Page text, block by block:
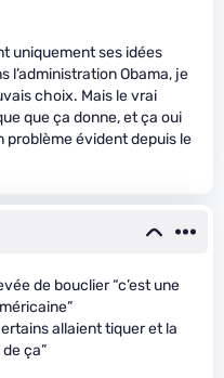
uniquement ses idées
l’administration Obama, je
choix. Mais le vrai
que ça donne, et ça oui
problème évident depuis le
de bouclier “c’est une
allaient tiquer et la
ça”